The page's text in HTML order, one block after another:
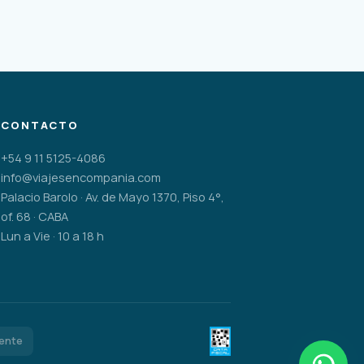
CONTACTO
+54 9 11 5125-4086
info@viajesencompania.com
Palacio Barolo · Av. de Mayo 1370, Piso 4°,
of. 68 · CABA
Lun a Vie · 10 a 18 h